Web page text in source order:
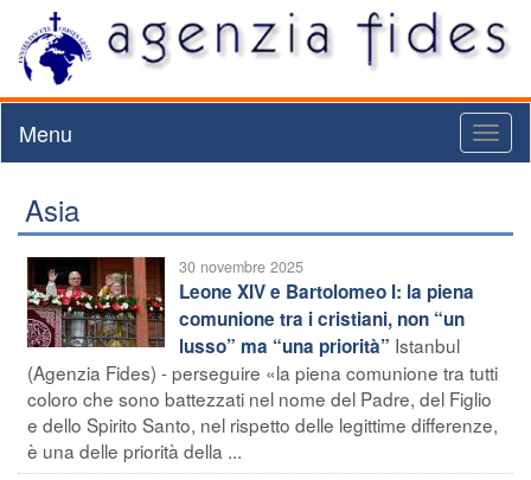
Menu
Asia
30 novembre 2025
Leone XIV e Bartolomeo I: la piena
comunione tra i cristiani, non “un
lusso” ma “una priorità” Istanbul
(Agenzia Fides) - perseguire «la piena comunione tra tutti
coloro che sono battezzati nel nome del Padre, del Figlio
e dello Spirito Santo, nel rispetto delle legittime differenze,
è una delle priorità della ...